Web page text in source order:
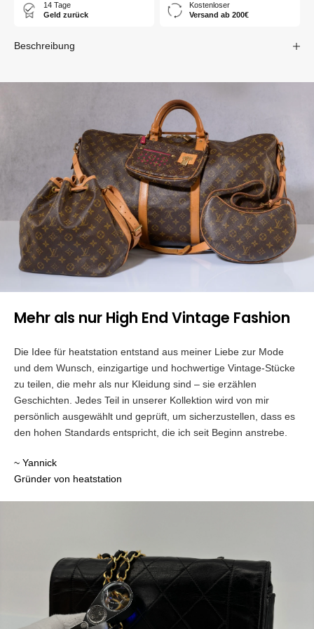
14 Tage
Geld zurück
Kostenloser
Versand ab 200€
Beschreibung
Mehr als nur High End Vintage Fashion
Die Idee für heatstation entstand aus meiner Liebe zur Mode
und dem Wunsch, einzigartige und hochwertige Vintage-Stücke
zu teilen, die mehr als nur Kleidung sind – sie erzählen
Geschichten. Jedes Teil in unserer Kollektion wird von mir
persönlich ausgewählt und geprüft, um sicherzustellen, dass es
den hohen Standards entspricht, die ich seit Beginn anstrebe.
~ Yannick
Gründer von heatstation